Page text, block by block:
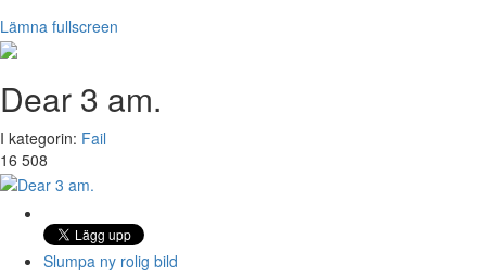
Lämna fullscreen
Dear 3 am.
I kategorin: Fail
16 508
Slumpa ny rolig bild